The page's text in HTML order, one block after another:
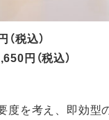
税込）
円（税込）
度を考え、即効